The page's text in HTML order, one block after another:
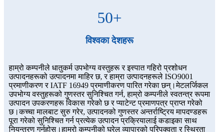
50+
विश्वका देशहरू
हाम्रो कम्पनीले धातुकर्म उपभोग्य वस्तुहरू र इस्पात गहिरो प्रशोधन
उत्पादनहरूको उत्पादनमा माहिर छ, र हाम्रा उत्पादनहरूले ISO9001
प्रमाणीकरण र IATF 16949 प्रमाणीकरण पारित गरेका छन्।मेटलर्जिकल
उपभोग्य वस्तुहरूको गुणस्तर सुनिश्चित गर्न, हाम्रो कम्पनीले स्वतन्त्र रूपमा
उत्पादन उपकरणहरू विकास गरेको छ र प्याटेन्ट प्रमाणपत्र प्राप्त गरेको
छ।कच्चा मालबाट सुरु गरेर, उत्पादनको गुणस्तर अन्तर्राष्ट्रिय मापदण्डहरू
पूरा गरेको सुनिश्चित गर्न प्रत्येक उत्पादन प्रक्रियालाई कडाइका साथ
नियन्त्रण गर्नुहोस्।हाम्रो कम्पनीको घरेलु व्यापारको परिपक्वता र स्थिरता